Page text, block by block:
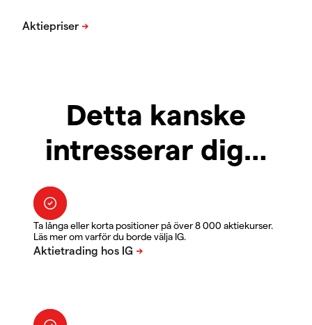
Detta kanske
intresserar dig…
Ta långa eller korta positioner på över 8 000 aktiekurser.
Läs mer om varför du borde välja IG.